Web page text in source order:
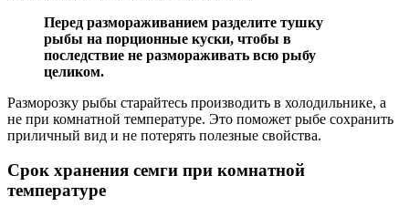
Перед размораживанием разделите тушку
рыбы на порционные куски, чтобы в
последствие не размораживать всю рыбу
целиком.
Разморозку рыбы старайтесь производить в холодильнике, а
не при комнатной температуре. Это поможет рыбе сохранить
приличный вид и не потерять полезные свойства.
Срок хранения семги при комнатной
температуре